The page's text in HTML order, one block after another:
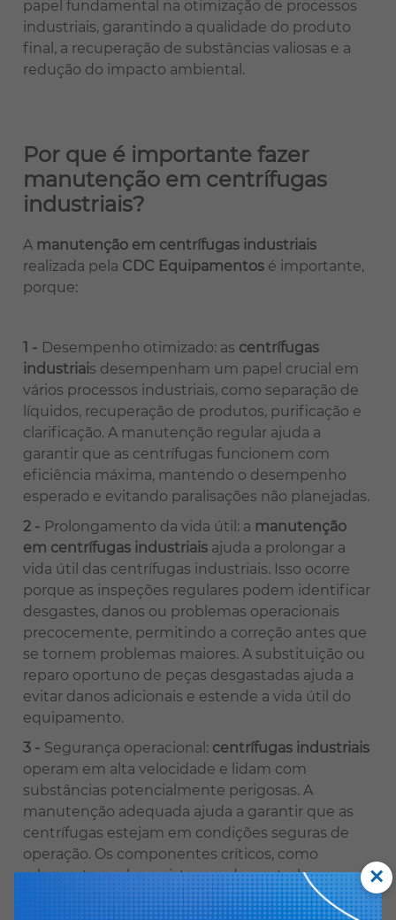
papel fundamental na otimização de processos
industriais, garantindo a qualidade do produto
final, a recuperação de substâncias valiosas e a
redução do impacto ambiental.
Por que é importante fazer
manutenção em centrífugas
industriais?
A manutenção em centrífugas industriais
realizada pela CDC Equipamentos é importante,
porque:
Desempenho otimizado: as centrífugas
industriais desempenham um papel crucial em
vários processos industriais, como separação de
líquidos, recuperação de produtos, purificação e
clarificação. A manutenção regular ajuda a
garantir que as centrífugas funcionem com
eficiência máxima, mantendo o desempenho
esperado e evitando paralisações não planejadas.
Prolongamento da vida útil: a manutenção
em centrífugas industriais ajuda a prolongar a
vida útil das centrífugas industriais. Isso ocorre
porque as inspeções regulares podem identificar
desgastes, danos ou problemas operacionais
precocemente, permitindo a correção antes que
se tornem problemas maiores. A substituição ou
reparo oportuno de peças desgastadas ajuda a
evitar danos adicionais e estende a vida útil do
equipamento.
Segurança operacional: centrífugas industriais
operam em alta velocidade e lidam com
substâncias potencialmente perigosas. A
manutenção adequada ajuda a garantir que as
centrífugas estejam em condições seguras de
operação. Os componentes críticos, como
rolamentos, selos e sistemas de controle,
precisam ser verificados regularmente para
×